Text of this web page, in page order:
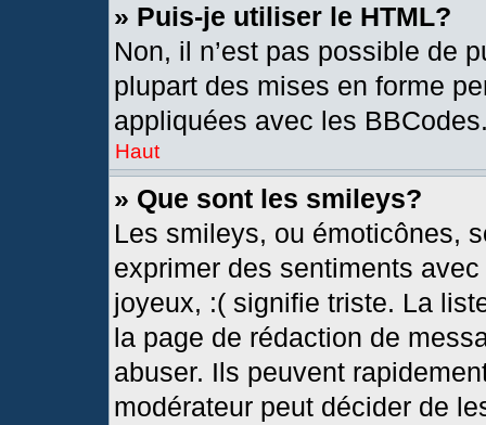
» Puis-je utiliser le HTML?
Non, il n’est pas possible de
plupart des mises en forme
appliquées avec les
Haut
» Que sont les smileys?
Les smileys, ou émoticônes,
exprimer des sentiments
joyeux, :( signifie triste. La
la page de rédaction de
abuser. Ils peuvent
modérateur peut décider de